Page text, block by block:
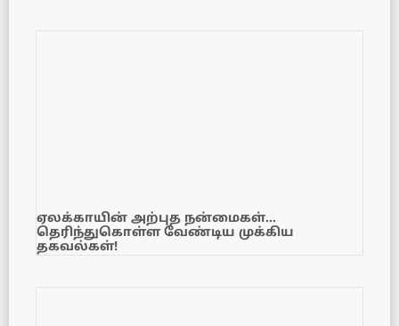
ஏலக்காயின் அற்புத நன்மைகள்…
தெரிந்துகொள்ள வேண்டிய முக்கிய
தகவல்கள்!